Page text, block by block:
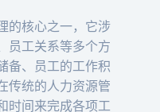
的核心之一，它涉
员工关系等多个方
备、员工的工作积
传统的人力资源管
时间来完成各项工